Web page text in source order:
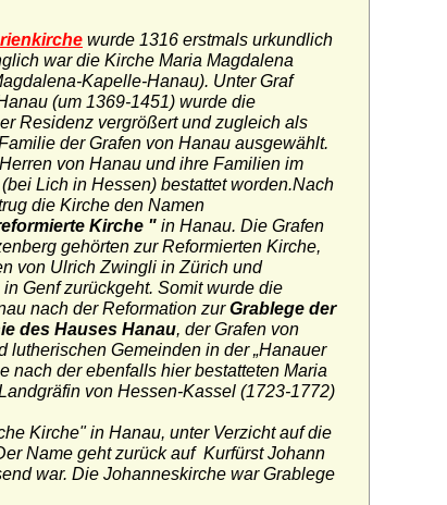
wurde 1316 erstmals urkundlich
war die Kirche Maria Magdalena
Kapelle-Hanau). Unter Graf
(um 1369-1451) wurde die
Residenz vergrößert und zugleich als
der Grafen von Hanau ausgewählt.
von Hanau und ihre Familien im
Lich in Hessen) bestattet worden.Nach
die Kirche den Namen
Kirche " in Hanau. Die Grafen
gehörten zur Reformierten Kirche,
von Ulrich Zwingli in Zürich und
Genf zurückgeht. Somit wurde die
nach der Reformation zurGrablege der
des Hauses Hanau, der Grafen von
lutherischen Gemeinden in der „Hanauer
nach der ebenfalls hier bestatteten Maria
von Hessen-Kassel (1723-1772)
Kirche" in Hanau, unter Verzicht auf die
Name geht zurück auf Kurfürst Johann
war. Die Johanneskirche war Grablege